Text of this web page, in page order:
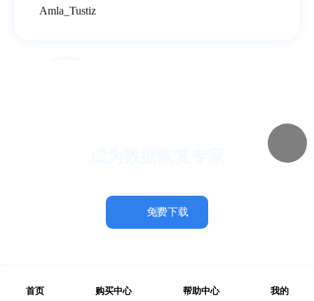
Amla_Tustiz
免费下载
首页 购买中心 帮助中心 我的